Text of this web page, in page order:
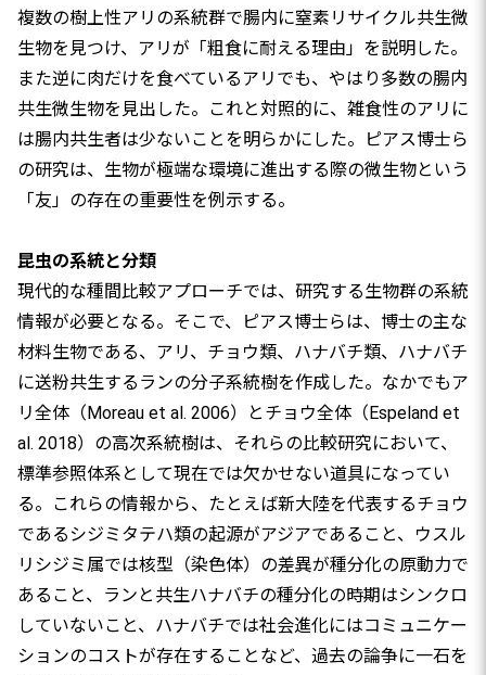
複数の樹上性アリの系統群で腸内に窒素リサイクル共生微
生物を見つけ、アリが「粗食に耐える理由」を説明した。
また逆に肉だけを食べているアリでも、やはり多数の腸内
共生微生物を見出した。これと対照的に、雑食性のアリに
は腸内共生者は少ないことを明らかにした。ピアス博士ら
の研究は、生物が極端な環境に進出する際の微生物という
「友」の存在の重要性を例示する。
昆虫の系統と分類
現代的な種間比較アプローチでは、研究する生物群の系統
情報が必要となる。そこで、ピアス博士らは、博士の主な
材料生物である、アリ、チョウ類、ハナバチ類、ハナバチ
に送粉共生するランの分子系統樹を作成した。なかでもア
リ全体（Moreau et al. 2006）とチョウ全体（Espeland et
al. 2018）の高次系統樹は、それらの比較研究において、
標準参照体系として現在では欠かせない道具になってい
る。これらの情報から、たとえば新大陸を代表するチョウ
であるシジミタテハ類の起源がアジアであること、ウスル
リシジミ属では核型（染色体）の差異が種分化の原動力で
あること、ランと共生ハナバチの種分化の時期はシンクロ
していないこと、ハナバチでは社会進化にはコミュニケー
ションのコストが存在することなど、過去の論争に一石を